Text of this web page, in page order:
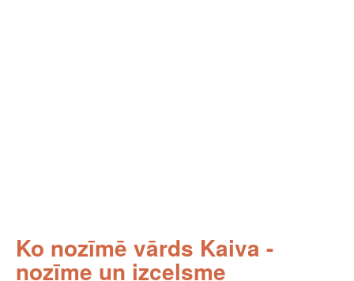
Ko nozīmē vārds Kaiva -
nozīme un izcelsme